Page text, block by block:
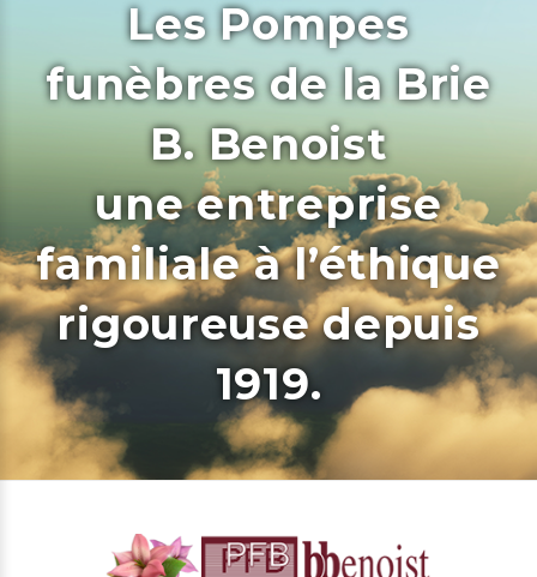
Les Pompes
funèbres de la Brie
B. Benoist
une entreprise
familiale à l’éthique
rigoureuse depuis
1919.